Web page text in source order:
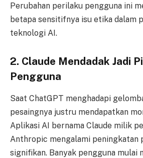
Perubahan perilaku pengguna ini
betapa sensitifnya isu etika dalam
teknologi AI.
2. Claude Mendadak Jadi
Pengguna
Saat ChatGPT menghadapi
pesaingnya justru mendapatkan
Aplikasi AI bernama Claude milik
Anthropic mengalami peningkatan
signifikan. Banyak pengguna mulai